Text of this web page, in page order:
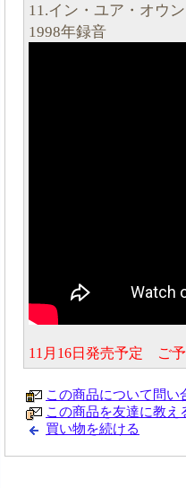
11.イン・ユア・オウ
1998年録音
11月16日発売予定 ご
この商品について問い
この商品を友達に教え
買い物を続ける